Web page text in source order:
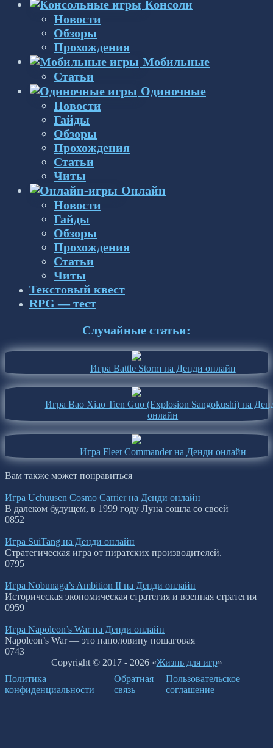
Консоли
Новости
Обзоры
Прохождения
Мобильные
Статьи
Одиночные
Новости
Гайды
Обзоры
Прохождения
Статьи
Читы
Онлайн
Новости
Гайды
Обзоры
Прохождения
Статьи
Читы
Текстовый квест
RPG — тест
Случайные статьи:
Игра Battle Storm на Денди онлайн
Игра Bao Xiao Tien Guo (Explosion Sangokushi) на
онлайн
Игра Fleet Commander на Денди онлайн
Вам также может понравиться
Игра Uchuusen Cosmo Carrier на Денди онлайн
В далеком будущем, в 1999 году Луна сошла со своей
0852
Игра SuiTang на Денди онлайн
Стратегическая игра от пиратских производителей.
0795
Игра Nobunaga’s Ambition II на Денди онлайн
Историческая экономическая стратегия и военная стратегия
0959
Игра Napoleon’s War на Денди онлайн
Napoleon’s War — это наполовину пошаговая
0743
Copyright © 2017 - 2026 «Жизнь для игр»
Политика
конфиденциальности
Обратная
связь
Пользовательское
соглашение